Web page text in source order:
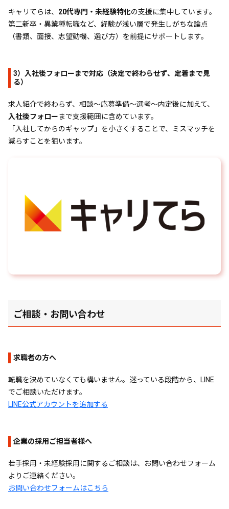
キャリてらは、 20代専門・未経験特化の支援に集中しています。
第二新卒・異業種転職など、経験が浅い層で発生しがちな論点
（書類、面接、志望動機、選び方）を前提にサポートします。
3）入社後フォローまで対応（決定で終わらせず、定着まで見
る）
求人紹介で終わらず、相談〜応募準備〜選考〜内定後に加えて、
入社後フォローまで支援範囲に含めています。
「入社してからのギャップ」を小さくすることで、ミスマッチを
減らすことを狙います。
ご相談・お問い合わせ
求職者の方へ
転職を決めていなくても構いません。迷っている段階から、LINE
でご相談いただけます。
LINE公式アカウントを追加する
企業の採用ご担当者様へ
若手採用・未経験採用に関するご相談は、お問い合わせフォーム
よりご連絡ください。
お問い合わせフォームはこちら